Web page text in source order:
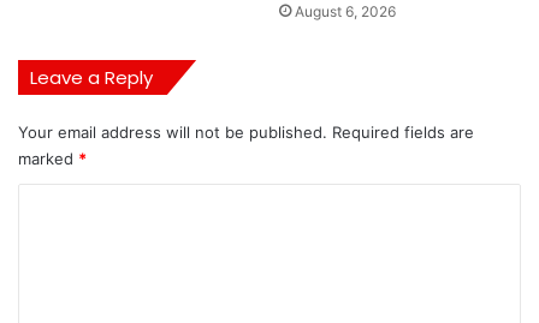
August 6, 2026
Leave a Reply
Your email address will not be published. Required fields are
marked *